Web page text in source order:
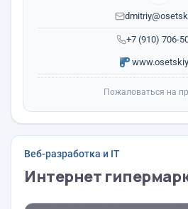
+7 (910) 706-
Пожаловаться на
Веб-разработка и IT
Интернет